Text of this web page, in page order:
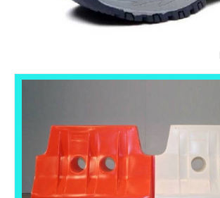
NÚT TAI CHỐNG ỒN
CHỤP TAI CHỐNG ỒN